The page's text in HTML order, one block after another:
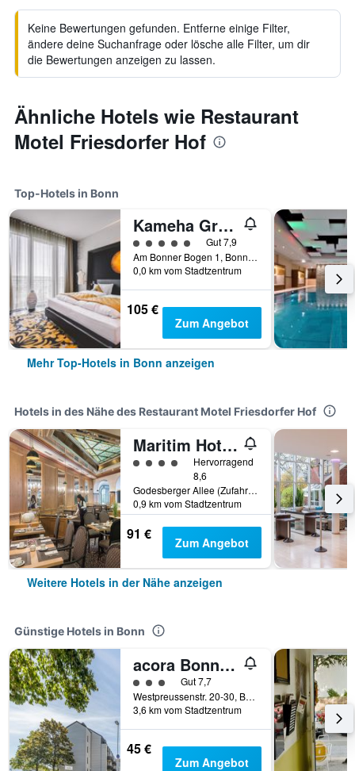
Keine Bewertungen gefunden. Entferne einige Filter,
ändere deine Suchanfrage oder lösche alle Filter, um dir
die Bewertungen anzeigen zu lassen.
Ähnliche Hotels wie Restaurant
Motel Friesdorfer Hof
Top-Hotels in Bonn
Kameha Grand Bonn
Bewertungskategorie 5
Gut 7,9
Am Bonner Bogen 1, Bonn, Nordrhein-Westfalen, Deutschland
0,0 km vom Stadtzentrum
105 €
Zum Angebot
Mehr Top-Hotels in Bonn anzeigen
Hotels in des Nähe des Restaurant Motel Friesdorfer Hof
Maritim Hotel Bonn
Bewertungskategorie 4
Hervorragend
8,6
Godesberger Allee (Zufahrt: Kurt-Georg-Kiesinger Allee 1), Bonn, Bonn, Nordrhein-Westfalen, Deutschland
0,9 km vom Stadtzentrum
91 € Zum Angebot
Weitere Hotels in der Nähe anzeigen
Günstige Hotels in Bonn
acora Bonn Living the City
Bewertungskategorie 3
Gut 7,7
Westpreussenstr. 20-30, Bonn, Nordrhein-Westfalen, Deutschland
3,6 km vom Stadtzentrum
45 €
Zum Angebot